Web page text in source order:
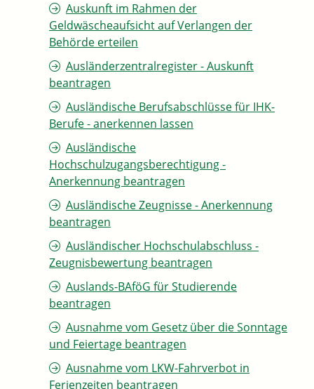
Auskunft im Rahmen der
Geldwäscheaufsicht auf Verlangen der
Behörde erteilen
Ausländerzentralregister - Auskunft
beantragen
Ausländische Berufsabschlüsse für IHK-
Berufe - anerkennen lassen
Ausländische
Hochschulzugangsberechtigung -
Anerkennung beantragen
Ausländische Zeugnisse - Anerkennung
beantragen
Ausländischer Hochschulabschluss -
Zeugnisbewertung beantragen
Auslands-BAföG für Studierende
beantragen
Ausnahme vom Gesetz über die Sonntage
und Feiertage beantragen
Ausnahme vom LKW-Fahrverbot in
Ferienzeiten beantragen